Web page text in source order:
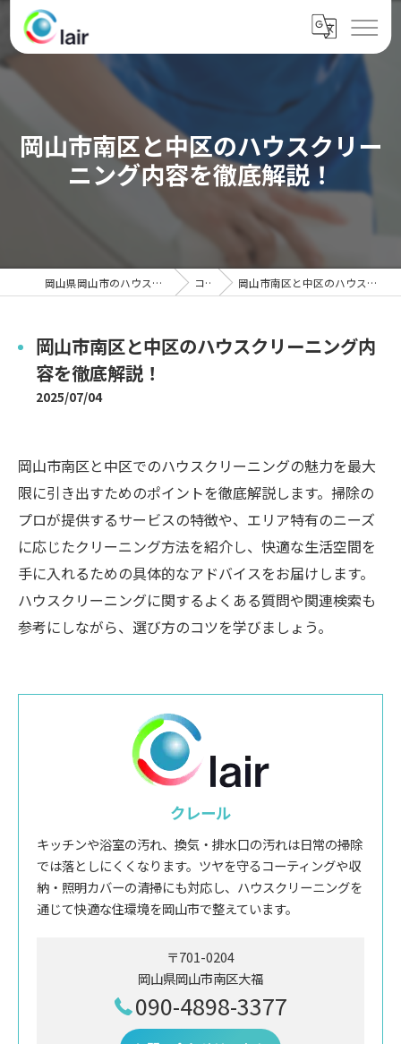
岡山市南区と中区のハウスクリー
ニング内容を徹底解説！
岡山県岡山市のハウスクリーニングならクレール コラム 岡山市南区と中区のハウスクリーニング内容を徹底解説！
岡山市南区と中区のハウスクリーニング内
容を徹底解説！
2025/07/04
岡山市南区と中区でのハウスクリーニングの魅力を最大
限に引き出すためのポイントを徹底解説します。掃除の
プロが提供するサービスの特徴や、エリア特有のニーズ
に応じたクリーニング方法を紹介し、快適な生活空間を
手に入れるための具体的なアドバイスをお届けします。
ハウスクリーニングに関するよくある質問や関連検索も
参考にしながら、選び方のコツを学びましょう。
クレール
キッチンや浴室の汚れ、換気・排水口の汚れは日常の掃除
では落としにくくなります。ツヤを守るコーティングや収
納・照明カバーの清掃にも対応し、ハウスクリーニングを
通じて快適な住環境を岡山市で整えています。
〒701-0204
岡山県岡山市南区大福
090-4898-3377